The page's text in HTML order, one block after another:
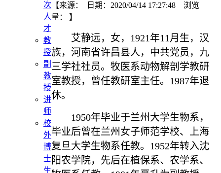
次
人
才
教
授
副
教
授
讲
师
校
外
博
士
生
【来源： 日期：2020/04/14 17:27:48 浏览
量：
】
艾静远，女， 1921年11 月生，汉
族，河南省许昌县人，中共党员，九
三学社社员。牧医系动物解剖学教研
室教授，曾任教研室主任。 1987年退
休。
1950年毕业于兰州大学生物系，
毕业后曾在兰州女子师范学校、上海
复旦大学生物系任教。 1952年转入沈
阳农学院，先后在植保系、农学系、